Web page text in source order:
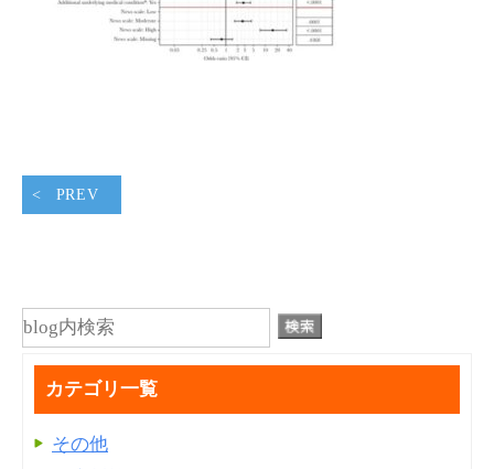
PREV
カテゴリ一覧
その他